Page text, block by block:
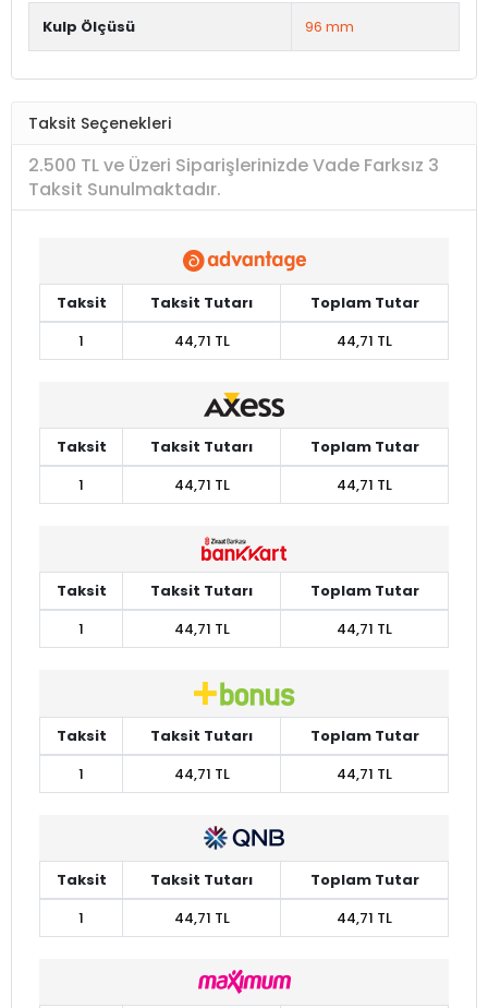
Kulp Ölçüsü 96 mm
Taksit Seçenekleri
2.500 TL ve Üzeri Siparişlerinizde Vade Farksız 3
Taksit Sunulmaktadır.
Taksit Taksit Tutarı
Toplam Tutar
1
44,71 TL 44,71 TL
Taksit Taksit Tutarı
Toplam Tutar
1
44,71 TL 44,71 TL
Taksit Taksit Tutarı
Toplam Tutar
1
44,71 TL 44,71 TL
Taksit Taksit Tutarı
Toplam Tutar
1
44,71 TL 44,71 TL
Taksit Taksit Tutarı
Toplam Tutar
1
44,71 TL 44,71 TL